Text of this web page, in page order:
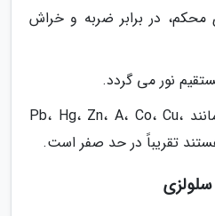
محکم، در برابر ضربه و خراش
نور می گردد.
میزان فلزات سنگین مانند Pb، Hg، Zn، A، Co، Cu،